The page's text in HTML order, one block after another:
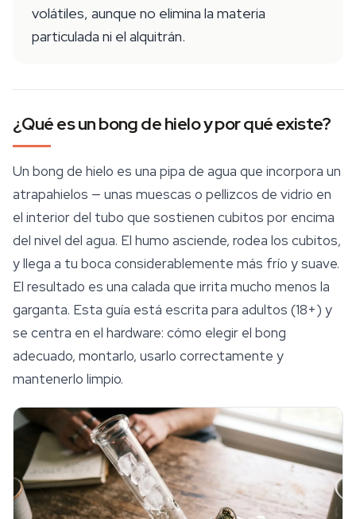
volátiles, aunque no elimina la materia
particulada ni el alquitrán.
¿Qué es un bong de hielo y por qué existe?
Un bong de hielo es una pipa de agua que incorpora un
atrapahielos — unas muescas o pellizcos de vidrio en
el interior del tubo que sostienen cubitos por encima
del nivel del agua. El humo asciende, rodea los cubitos,
y llega a tu boca considerablemente más frío y suave.
El resultado es una calada que irrita mucho menos la
garganta. Esta guía está escrita para adultos (18+) y
se centra en el hardware: cómo elegir el bong
adecuado, montarlo, usarlo correctamente y
mantenerlo limpio.